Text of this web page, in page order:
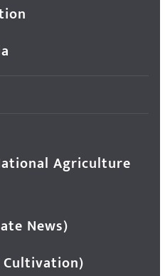
(National Agriculture
News)